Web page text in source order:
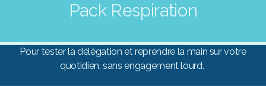
Pack Respiration
Pour tester la délégation et reprendre la main sur votre
quotidien, sans engagement lourd.